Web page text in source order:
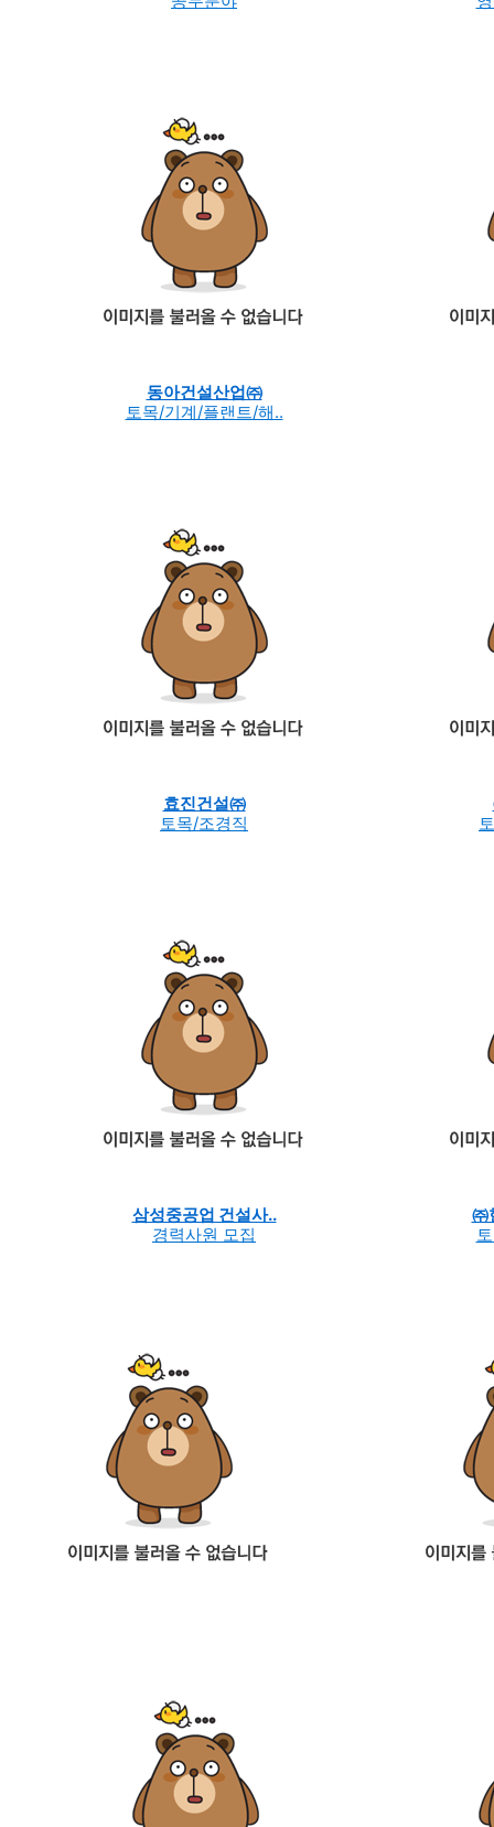
동아건설산업㈜
토목/기계/플랜트/해..
효진건설㈜
토목/조경직
삼성중공업 건설사..
경력사원 모집
㈜